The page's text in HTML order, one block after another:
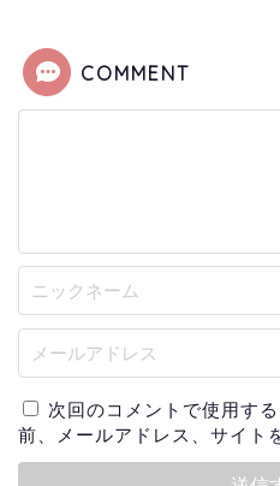
COMMENT
次回のコメントで使用す
前、メールアドレス、サイト